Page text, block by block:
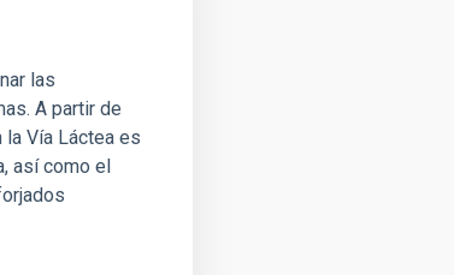
las
A partir de
Vía Láctea es
así como el